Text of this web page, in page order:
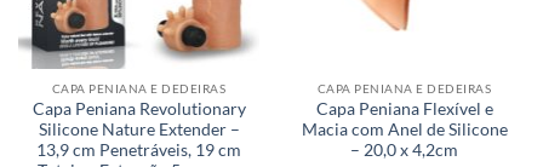
CAPA PENIANA E DEDEIRAS
Capa Peniana Revolutionary
Silicone Nature Extender –
13,9 cm Penetráveis, 19 cm
CAPA PENIANA E DEDEIRAS
Capa Peniana Flexível e
Macia com Anel de Silicone
– 20,0 x 4,2cm